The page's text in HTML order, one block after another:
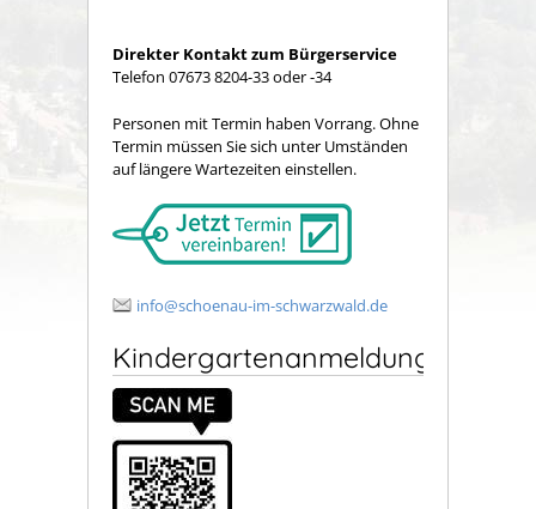
Direkter Kontakt zum Bürgerservice
Telefon 07673 8204-33 oder -34
Personen mit Termin haben Vorrang. Ohne
Termin müssen Sie sich unter Umständen
auf längere Wartezeiten einstellen.
info@schoenau-im-schwarzwald.de
Kindergartenanmeldung